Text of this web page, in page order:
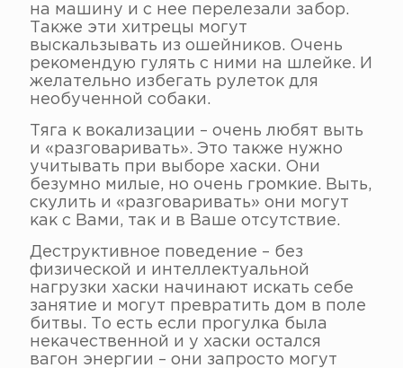
на машину и с нее перелезали забор.
Также эти хитрецы могут
выскальзывать из ошейников. Очень
рекомендую гулять с ними на шлейке. И
желательно избегать рулеток для
необученной собаки.
Тяга к вокализации – очень любят выть
и «разговаривать». Это также нужно
учитывать при выборе хаски. Они
безумно милые, но очень громкие. Выть,
скулить и «разговаривать» они могут
как с Вами, так и в Ваше отсутствие.
Деструктивное поведение – без
физической и интеллектуальной
нагрузки хаски начинают искать себе
занятие и могут превратить дом в поле
битвы. То есть если прогулка была
некачественной и у хаски остался
вагон энергии – они запросто могут